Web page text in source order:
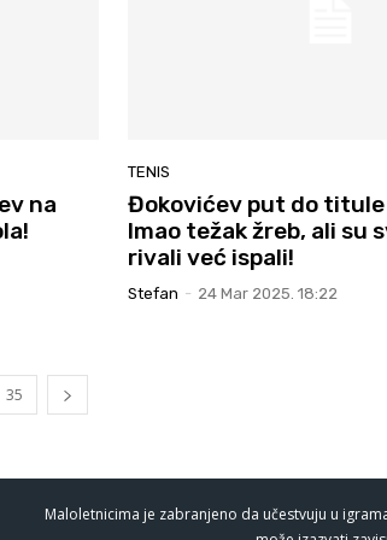
na
TENIS
Đokovićev put do titule
Imao težak žreb, ali su
rivali već ispali!
Stefan - 24 Mar 2025. 18:22
35
Maloletnicima je zabranjeno da učestvuju u